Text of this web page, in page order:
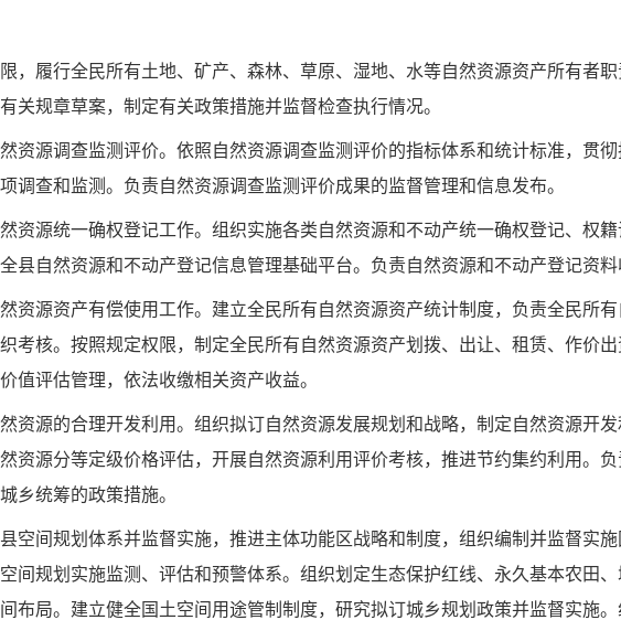
限，履行全民所有土地、矿产、森林、草原、湿地、水等自然资源资产所有者
关规章草案，制定有关政策措施并监督检查执行情况。
然资源调查监测评价。依照自然资源调查监测评价的指标体系和统计标准，贯
调查和监测。负责自然资源调查监测评价成果的监督管理和信息发布。
然资源统一确权登记工作。组织实施各类自然资源和不动产统一确权登记、权
县自然资源和不动产登记信息管理基础平台。负责自然资源和不动产登记资料
然资源资产有偿使用工作。建立全民所有自然资源资产统计制度，负责全民所
考核。按照规定权限，制定全民所有自然资源资产划拨、出让、租赁、作价
值评估管理，依法收缴相关资产收益。
然资源的合理开发利用。组织拟订自然资源发展规划和战略，制定自然资源开
资源分等定级价格评估，开展自然资源利用评价考核，推进节约集约利用。
乡统筹的政策措施。
县空间规划体系并监督实施，推进主体功能区战略和制度，组织编制并监督实
间规划实施监测、评估和预警体系。组织划定生态保护红线、永久基本农田
布局。建立健全国土空间用途管制制度，研究拟订城乡规划政策并监督实施